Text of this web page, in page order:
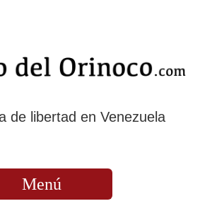
de libertad en Venezuela
Menú